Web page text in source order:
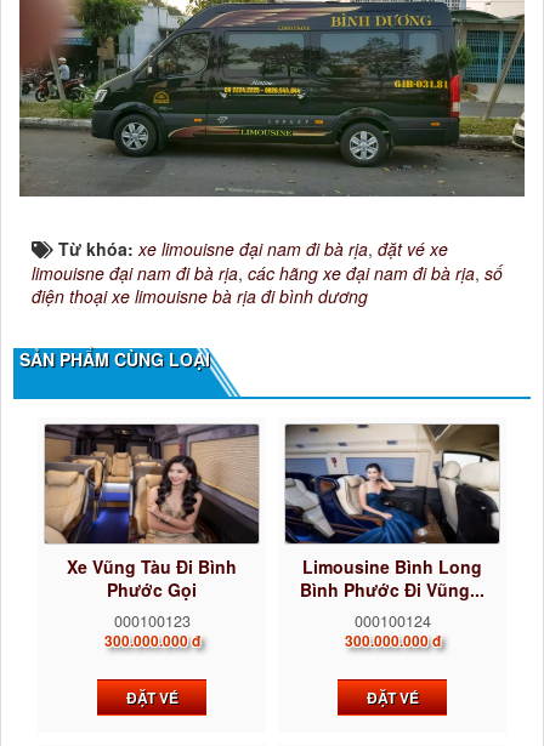
Từ khóa:xe limouisne đại nam đi bà rịa, đặt vé xe
limouisne đại nam đi bà rịa, các hãng xe đại nam đi bà rịa, số
điện thoại xe limouisne bà rịa đi bình dương
SẢN PHẨM CÙNG LOẠI
Xe Vũng Tàu Đi Bình
Phước Gọi
0922242225...
000100123
300.000.000 đ
ĐẶT VÉ
Limousine Bình Long
Bình Phước Đi Vũng...
000100124
300.000.000 đ
ĐẶT VÉ